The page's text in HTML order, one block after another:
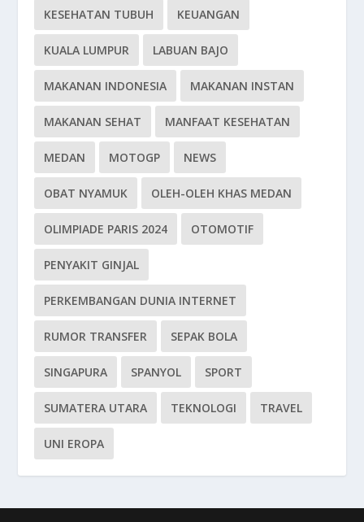
KESEHATAN TUBUH KEUANGAN
KUALA LUMPUR LABUAN BAJO
MAKANAN INDONESIA MAKANAN INSTAN
MAKANAN SEHAT MANFAAT KESEHATAN
MEDAN MOTOGP NEWS
OBAT NYAMUK OLEH-OLEH KHAS MEDAN
OLIMPIADE PARIS 2024 OTOMOTIF
PENYAKIT GINJAL
PERKEMBANGAN DUNIA INTERNET
RUMOR TRANSFER SEPAK BOLA
SINGAPURA SPANYOL SPORT
SUMATERA UTARA TEKNOLOGI TRAVEL
UNI EROPA